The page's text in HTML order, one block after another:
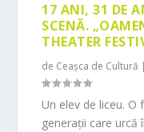
17 ANI, 31 DE
SCENĂ.
THEATER
de Ceașca de Cultură |
Un elev de liceu. O
generații care urcă